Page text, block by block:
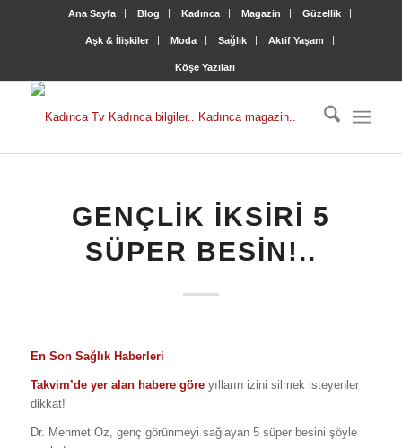
Ana Sayfa Blog Kadınca Magazin Güzellik
Aşk & İlişkiler Moda Sağlık Aktif Yaşam
Köşe Yazıları
GENÇLIK IKSIRI 5
SÜPER BESIN!..
En Son Sağlık Haberleri
Takvim’de yer alan habere göre yılların izini silmek isteyenler
dikkat!
Dr. Mehmet Öz, genç görünmeyi sağlayan 5 süper besini şöyle